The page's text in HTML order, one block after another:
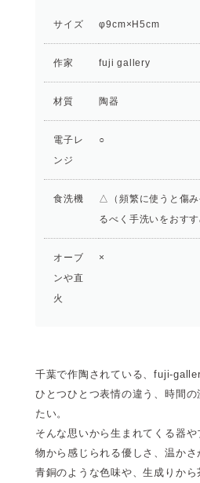
サイズ φ9cm×H5cm
作家 fuji gallery
材質 陶器
電子レ
ンジ
○
食洗機 △（頻繁に使うと傷
るべく手洗いをおすす
オーブ
ンや直
火
×
千葉で作陶されている、fuji-
ひとつひとつ表情の違う、時間の
たい。
そんな思いから生まれてくる器
物から感じられる優しさ、温かさ
青銅のような色味や、生成りか